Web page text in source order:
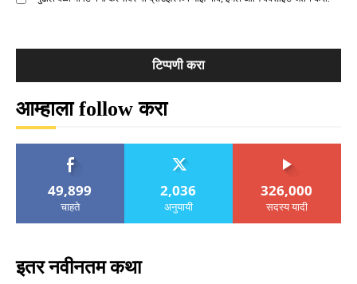
आम्हाला follow करा
49,899
चाहते
2,036
अनुयायी
326,000
सदस्य यादी
इतर नवीनतम कथा